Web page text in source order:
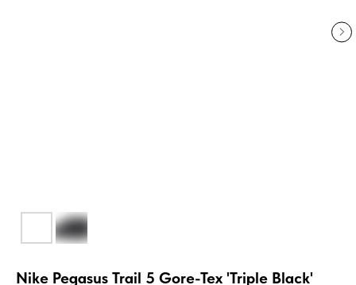
Nike Pegasus Trail 5 Gore-Tex 'Triple Black'